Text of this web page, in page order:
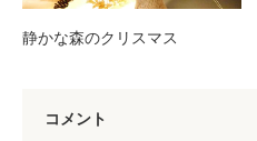
静かな森のクリスマス
コメント